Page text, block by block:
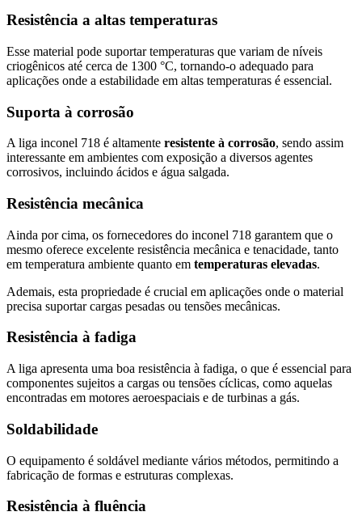
Resistência a altas temperaturas
Esse material pode suportar temperaturas que variam de níveis
criogênicos até cerca de 1300 °C, tornando-o adequado para
aplicações onde a estabilidade em altas temperaturas é essencial.
Suporta à corrosão
A liga inconel 718 é altamente resistente à corrosão, sendo assim
interessante em ambientes com exposição a diversos agentes
corrosivos, incluindo ácidos e água salgada.
Resistência mecânica
Ainda por cima, os fornecedores do inconel 718 garantem que o
mesmo oferece excelente resistência mecânica e tenacidade, tanto
em temperatura ambiente quanto em temperaturas elevadas.
Ademais, esta propriedade é crucial em aplicações onde o material
precisa suportar cargas pesadas ou tensões mecânicas.
Resistência à fadiga
A liga apresenta uma boa resistência à fadiga, o que é essencial para
componentes sujeitos a cargas ou tensões cíclicas, como aquelas
encontradas em motores aeroespaciais e de turbinas a gás.
Soldabilidade
O equipamento é soldável mediante vários métodos, permitindo a
fabricação de formas e estruturas complexas.
Resistência à fluência